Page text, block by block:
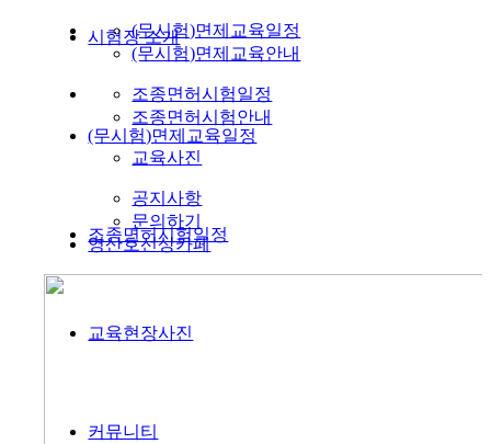
시험장 소개
(무시험)면제교육일정
조종면허시험일정
교육현장사진
커뮤니티
(무시험)면제교육일정
(무시험)면제교육안내
조종면허시험일정
조종면허시험안내
교육사진
공지사항
문의하기
영산호선상카페